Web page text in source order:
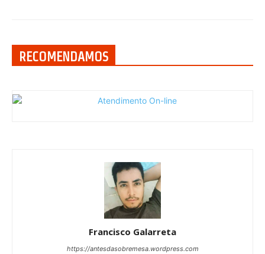
RECOMENDAMOS
Francisco Galarreta
https://antesdasobremesa.wordpress.com